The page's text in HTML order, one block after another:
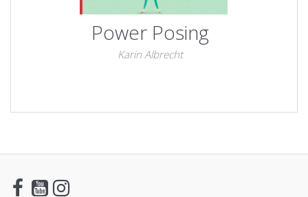
Power Posing
Karin Albrecht